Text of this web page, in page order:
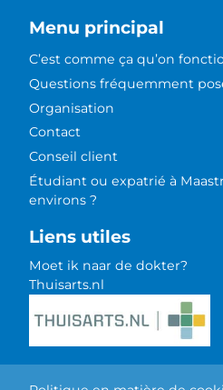
Menu principal
C’est comme ça qu’on
Questions fréquemment
Organisation
Contact
Conseil client
Étudiant ou expatrié à
environs ?
Liens utiles
Moet ik naar de dokter?
Thuisarts.nl